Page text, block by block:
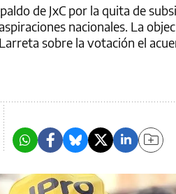
de JxC por la quita de
nacionales. La
sobre la votación el